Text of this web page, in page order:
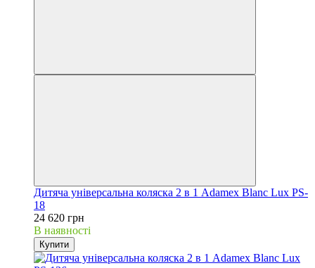
Дитяча універсальна коляска 2 в 1 Adamex Blanc Lux PS-
18
24 620 грн
В наявності
Купити